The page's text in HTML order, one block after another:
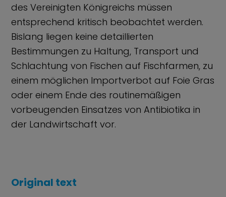
des Vereinigten Königreichs müssen
entsprechend kritisch beobachtet werden.
Bislang liegen keine detaillierten
Bestimmungen zu Haltung, Transport und
Schlachtung von Fischen auf Fischfarmen, zu
einem möglichen Importverbot auf Foie Gras
oder einem Ende des routinemäßigen
vorbeugenden Einsatzes von Antibiotika in
der Landwirtschaft vor.
Original text